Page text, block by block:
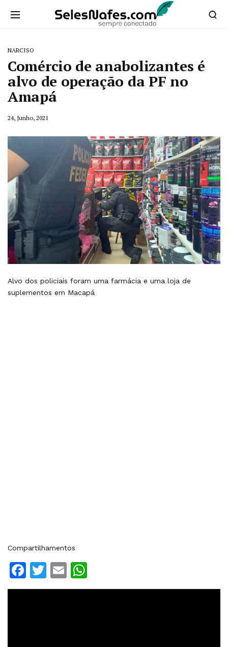
NARCISO
Comércio de anabolizantes é
alvo de operação da PF no
Amapá
24, Junho, 2021
Alvo dos policiais foram uma farmácia e uma loja de
suplementos em Macapá
Compartilhamentos
Facebook
Twitter
Email